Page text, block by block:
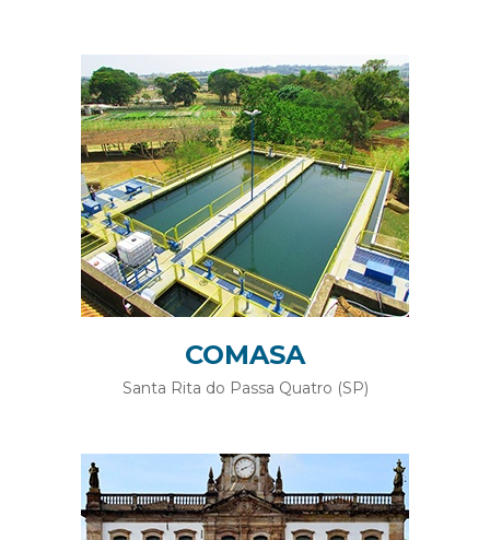
COMASA
Santa Rita do Passa Quatro (SP)